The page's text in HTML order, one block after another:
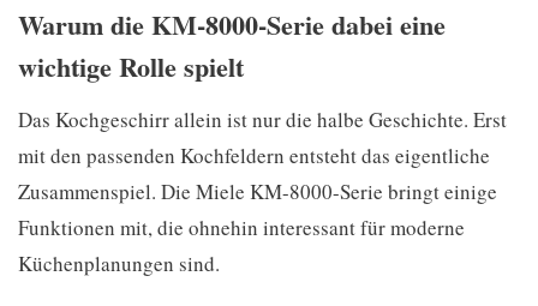
Warum die KM-8000-Serie dabei eine
wichtige Rolle spielt
Das Kochgeschirr allein ist nur die halbe Geschichte. Erst
mit den passenden Kochfeldern entsteht das eigentliche
Zusammenspiel. Die Miele KM-8000-Serie bringt einige
Funktionen mit, die ohnehin interessant für moderne
Küchenplanungen sind.